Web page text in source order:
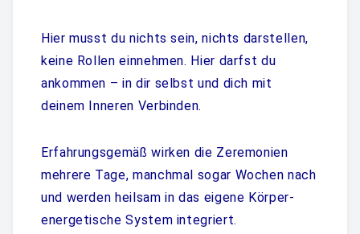
Hier musst du nichts sein, nichts darstellen,
keine Rollen einnehmen. Hier darfst du
ankommen – in dir selbst und dich mit
deinem Inneren Verbinden.
Erfahrungsgemäß wirken die Zeremonien
mehrere Tage, manchmal sogar Wochen nach
und werden heilsam in das eigene Körper-
energetische System integriert.